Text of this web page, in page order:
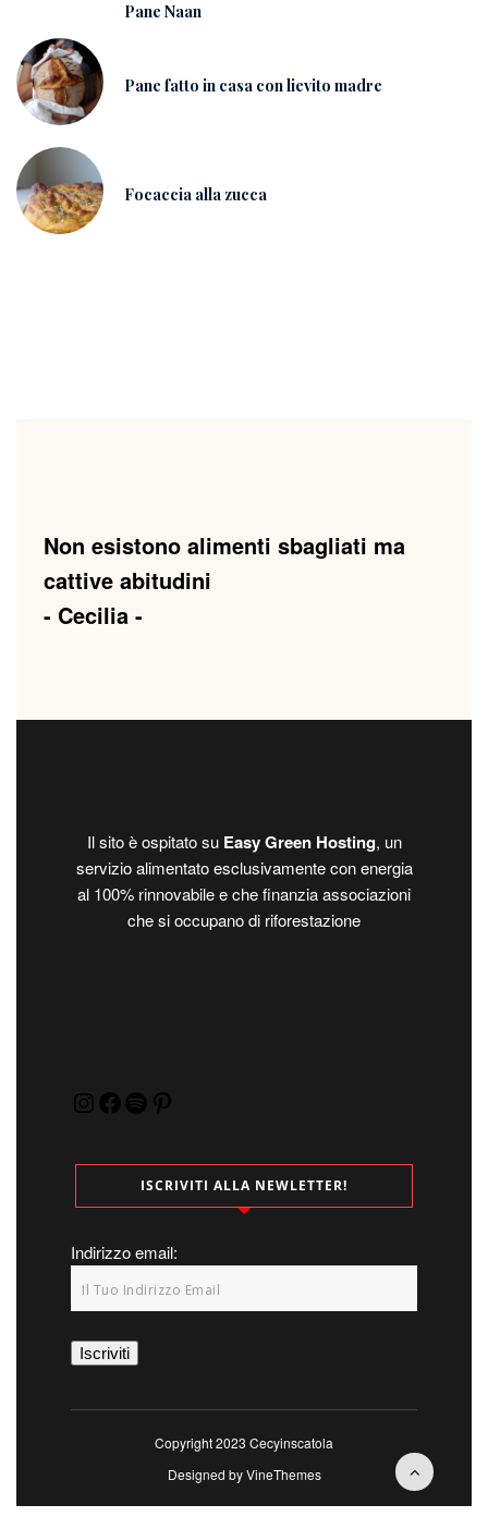
Pane Naan
Pane fatto in casa con lievito madre
Focaccia alla zucca
Non esistono alimenti sbagliati ma
cattive abitudini
- Cecilia -
Il sito è ospitato su Easy Green Hosting, un
servizio alimentato esclusivamente con energia
al 100% rinnovabile e che finanzia associazioni
che si occupano di riforestazione
Instagram
Facebook
SpotifyPinterest
ISCRIVITI ALLA NEWLETTER!
Indirizzo email:
Copyright 2023 Cecyinscatola
Designed byVineThemes